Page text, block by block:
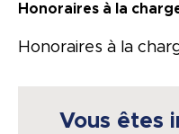
Honoraires à la
Honoraires à la
Vous êtes